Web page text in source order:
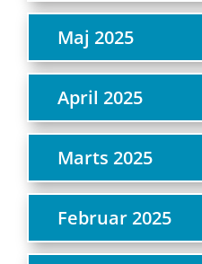
Maj 2025
April 2025
Marts 2025
Februar 2025